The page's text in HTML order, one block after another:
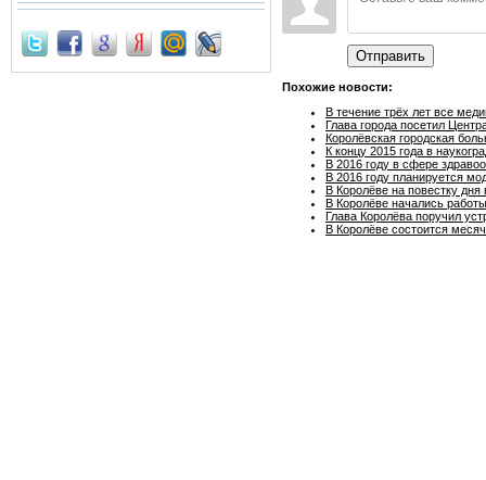
Отправить
Похожие новости:
В течение трёх лет все
Глава города посетил
Королёвская городская
К концу 2015 года в
В 2016 году в сфере
В 2016 году планируется
В Королёве на повестку
В Королёве начались
Глава Королёва поручил
В Королёве состоится